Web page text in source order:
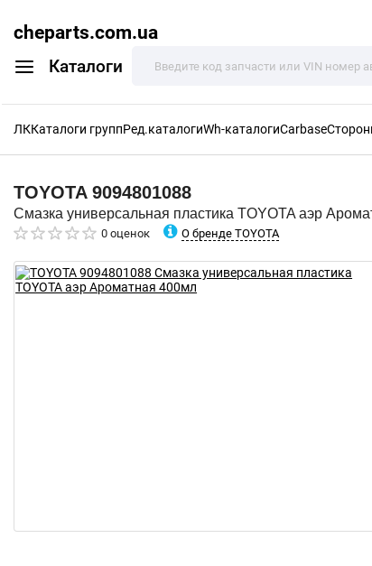
cheparts.com.ua
Каталоги
ЛККаталоги группРед.каталогиWh-каталогиCarbase
TOYOTA 9094801088
Смазка универсальная пластика TOYOTA аэр
0 оценок О бренде TOYOTA